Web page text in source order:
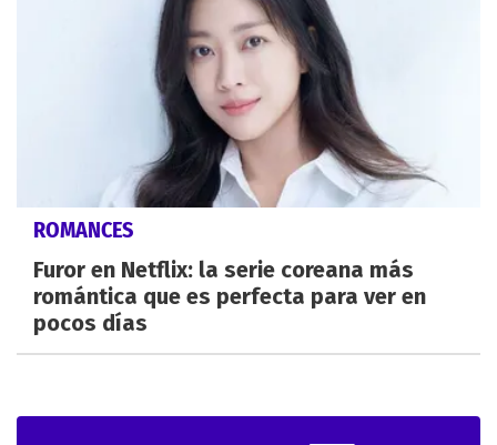
ROMANCES
Furor en Netflix: la serie coreana más
romántica que es perfecta para ver en
pocos días